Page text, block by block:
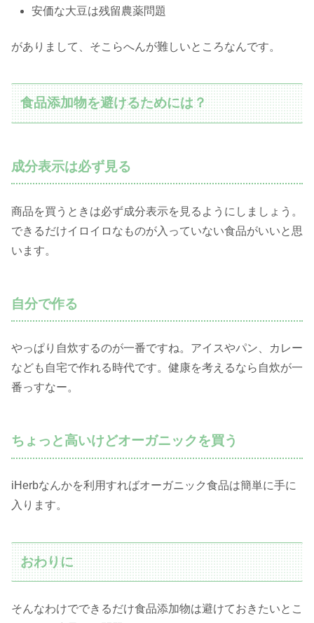
安価な大豆は残留農薬問題
がありまして、そこらへんが難しいところなんです。
食品添加物を避けるためには？
成分表示は必ず見る
商品を買うときは必ず成分表示を見るようにしましょう。
できるだけイロイロなものが入っていない食品がいいと思
います。
自分で作る
やっぱり自炊するのが一番ですね。アイスやパン、カレー
なども自宅で作れる時代です。健康を考えるなら自炊が一
番っすなー。
ちょっと高いけどオーガニックを買う
iHerbなんかを利用すればオーガニック食品は簡単に手に
入ります。
おわりに
そんなわけでできるだけ食品添加物は避けておきたいとこ